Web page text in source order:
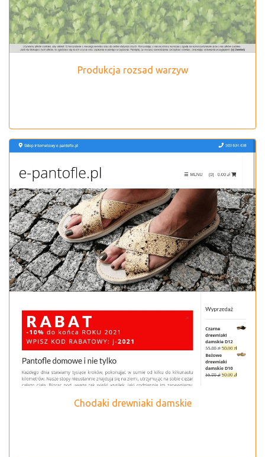
Produkcja rozsad warzyw
Chodaki drewniaki damskie